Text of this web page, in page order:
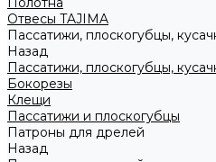
Отвесы TAJIMA
Пассатижи, плоскогубцы,
Назад
Пассатижи, плоскогубцы,
Бокорезы
Клещи
Пассатижи и плоскогубцы
Патроны для дрелей
Назад